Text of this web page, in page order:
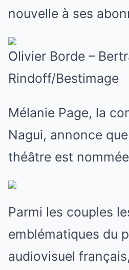
nouvelle à ses
Olivier Borde –
Rindoff/Bestimage
Mélanie Page, la
Nagui, annonce
théâtre est
Parmi les couples
emblématiques du
audiovisuel français,